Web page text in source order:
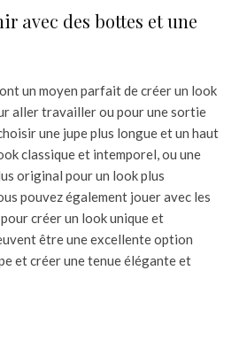
avec des bottes et une
un moyen parfait de créer un look
aller travailler ou pour une sortie
une jupe plus longue et un haut
classique et intemporel, ou une
original pour un look plus
pouvez également jouer avec les
créer un look unique et
être une excellente option
et créer une tenue élégante et